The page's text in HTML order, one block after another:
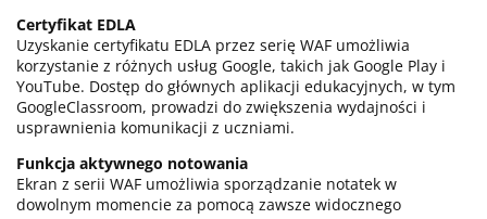
Certyfikat EDLA
Uzyskanie certyfikatu EDLA przez serię WAF umożliwia
korzystanie z różnych usług Google, takich jak Google Play i
YouTube. Dostęp do głównych aplikacji edukacyjnych, w tym
GoogleClassroom, prowadzi do zwiększenia wydajności i
usprawnienia komunikacji z uczniami.
Funkcja aktywnego notowania
Ekran z serii WAF umożliwia sporządzanie notatek w
dowolnym momencie za pomocą zawsze widocznego